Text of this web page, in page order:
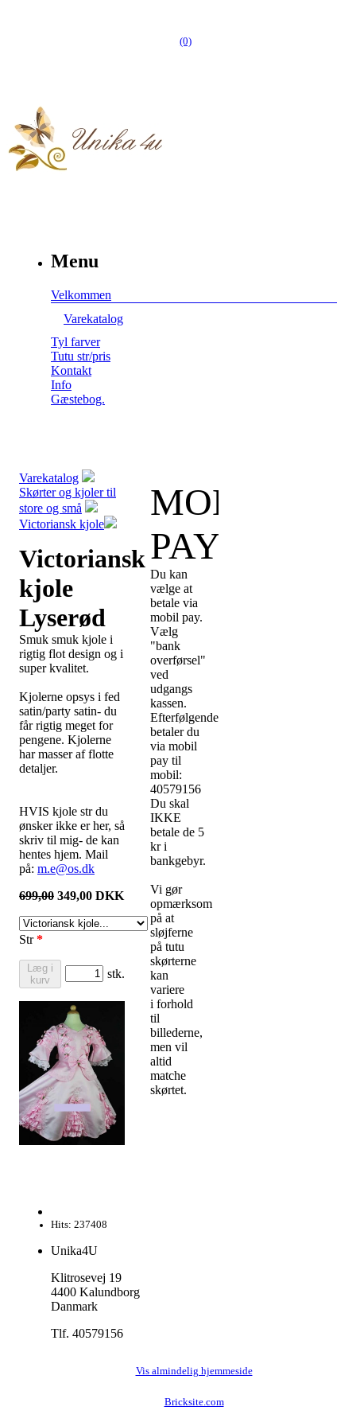
(0)
Menu
Velkommen
Varekatalog
Tyl farver
Tutu str/pris
Kontakt
Info
Gæstebog.
Varekatalog
Skørter og kjoler til
store og små
Victoriansk kjole
Victoriansk
kjole
Lyserød
Smuk smuk kjole i
rigtig flot design og i
super kvalitet.
Kjolerne opsys i fed
satin/party satin- du
får rigtig meget for
pengene. Kjolerne
har masser af flotte
detaljer.
HVIS kjole str du
ønsker ikke er her, så
skriv til mig- de kan
hentes hjem. Mail
på: m.e@os.dk
699,00 349,00 DKK
Str*
Læg i
kurv
stk.
MOBIL
PAY:
Du kan
vælge at
betale via
mobil pay.
Vælg
"bank
overførsel"
ved
udgangs
kassen.
Efterfølgende
betaler du
via mobil
pay til
mobil:
40579156
Du skal
IKKE
betale de 5
kr i
bankgebyr.
Vi gør
opmærksom
på at
sløjferne
på tutu
skørterne
kan
variere
i forhold
til
billederne,
men vil
altid
matche
skørtet.
Hits: 237408
Unika4U
Klitrosevej 19
4400 Kalundborg
Danmark
Tlf. 40579156
Vis almindelig hjemmeside
Bricksite.com